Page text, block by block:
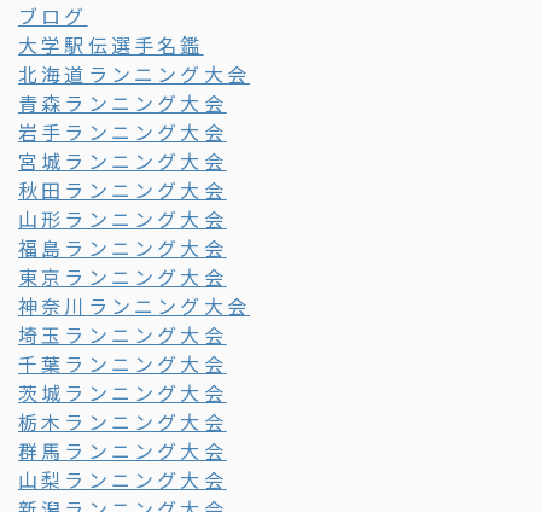
ブログ
大学駅伝選手名鑑
北海道ランニング大会
青森ランニング大会
岩手ランニング大会
宮城ランニング大会
秋田ランニング大会
山形ランニング大会
福島ランニング大会
東京ランニング大会
神奈川ランニング大会
埼玉ランニング大会
千葉ランニング大会
茨城ランニング大会
栃木ランニング大会
群馬ランニング大会
山梨ランニング大会